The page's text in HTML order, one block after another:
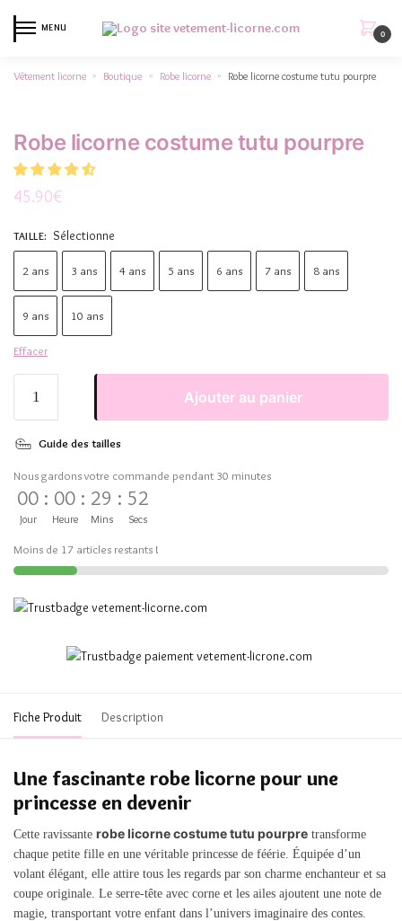
MENU
0
Vêtement licorne » Boutique » Robe licorne » Robe licorne costume tutu pourpre
Robe licorne costume tutu pourpre
45.90€
TAILLE: Sélectionne
2 ans 3 ans 4 ans 5 ans 6 ans 7 ans 8 ans
9 ans 10 ans
Effacer
Ajouter au panier
Guide des tailles
Nous gardons votre commande pendant 30 minutes
00
Jour
: 00
Heure
: 29
Mins
: 51
Secs
Moins de 17 articles restants !
Fiche Produit Description
Une fascinante robe licorne pour une
princesse en devenir
Cette ravissante robe licorne costume tutu pourpre transforme
chaque petite fille en une véritable princesse de féérie. Équipée d’un
volant élégant, elle attire tous les regards par son charme enchanteur et sa
coupe originale. Le serre-tête avec corne et les ailes ajoutent une note de
magie, transportant votre enfant dans l’univers imaginaire des contes.